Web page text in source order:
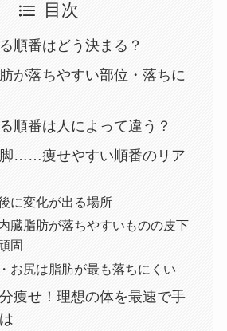
目次
順番はどう決まる？
が落ちやすい部位・落ちに
順番は人によって違う？
……痩せやすい順番のリア
に変化が出る場所
臓脂肪が落ちやすいものの皮下
固
お尻は脂肪が最も落ちにくい
痩せ！理想の体を最速で手